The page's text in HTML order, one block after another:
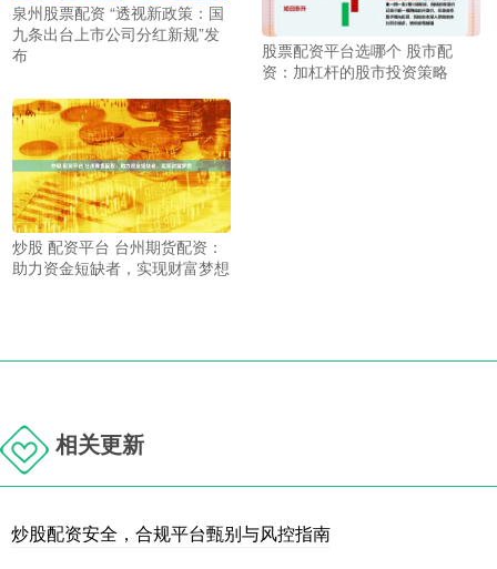
泉州股票配资 “透视新政策：国
九条出台上市公司分红新规”发
布
股票配资平台选哪个 股市配
资：加杠杆的股市投资策略
炒股 配资平台 台州期货配资：
助力资金短缺者，实现财富梦想
相关更新
炒股配资安全，合规平台甄别与风控指南